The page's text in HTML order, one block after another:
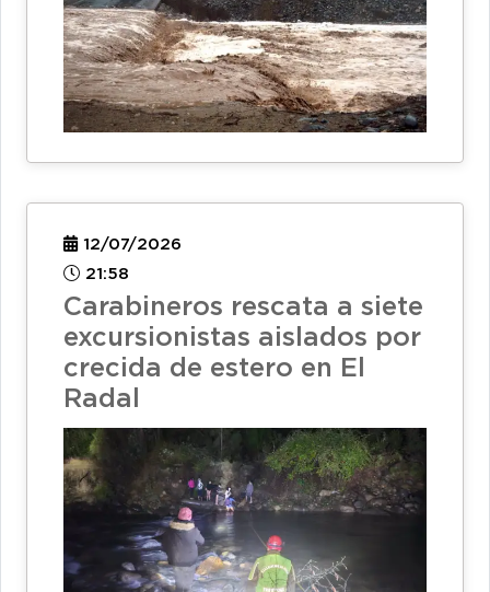
12/07/2026
21:58
Carabineros rescata a siete
excursionistas aislados por
crecida de estero en El
Radal